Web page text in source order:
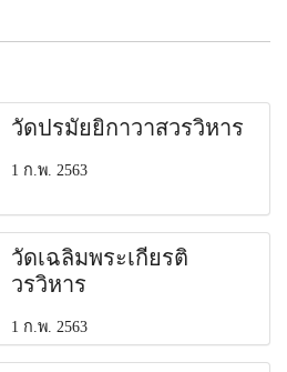
วัดปรมัยยิกาวาสวรวิหาร
1 ก.พ. 2563
วัดเฉลิมพระเกียรติ
วรวิหาร
1 ก.พ. 2563